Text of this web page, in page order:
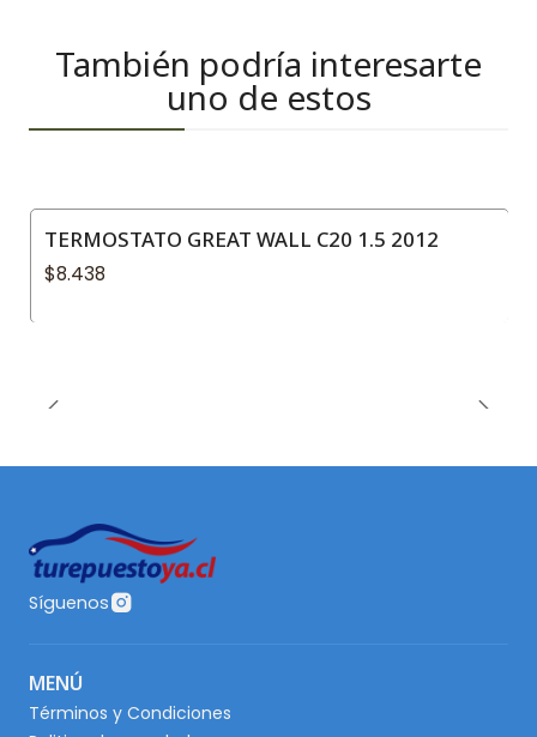
También podría interesarte
uno de estos
TERMOSTATO GREAT WALL C20 1.5 2012
$8.438
Síguenos
MENÚ
Términos y Condiciones